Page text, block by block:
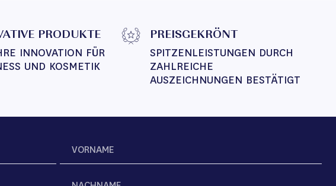
PRODUKTE
INNOVATION FÜR
UND KOSMETIK
PREISGEKRÖNT
SPITZENLEISTUNGEN DURCH
ZAHLREICHE
AUSZEICHNUNGEN BESTÄTIGT